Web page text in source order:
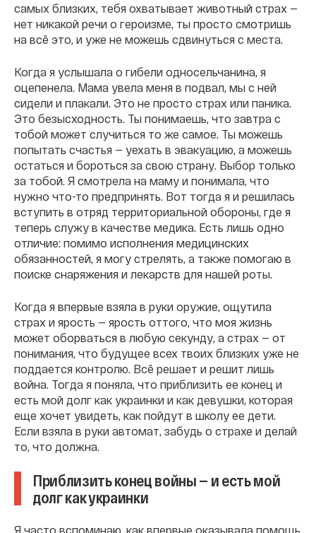
самых близких, тебя охватывает животный страх —
нет никакой речи о героизме, ты просто смотришь
на всё это, и уже не можешь сдвинуться с места.
Когда я услышала о гибели односельчанина, я
оцепенела. Мама увела меня в подвал, мы с ней
сидели и плакали. Это не просто страх или паника.
Это безысходность. Ты понимаешь, что завтра с
тобой может случиться то же самое. Ты можешь
попытать счастья — уехать в эвакуацию, а можешь
остаться и бороться за свою страну. Выбор только
за тобой. Я смотрела на маму и понимала, что
нужно что-то предпринять. Вот тогда я и решилась
вступить в отряд территориальной обороны, где я
теперь служу в качестве медика. Есть лишь одно
отличие: помимо исполнения медицинских
обязанностей, я могу стрелять, а также помогаю в
поиске снаряжения и лекарств для нашей роты.
Когда я впервые взяла в руки оружие, ощутила
страх и ярость — ярость оттого, что моя жизнь
может оборваться в любую секунду, а страх — от
понимания, что будущее всех твоих близких уже не
поддается контролю. Всё решает и решит лишь
война. Тогда я поняла, что приблизить ее конец и
есть мой долг как украинки и как девушки, которая
еще хочет увидеть, как пойдут в школу ее дети.
Если взяла в руки автомат, забудь о страхе и делай
то, что должна.
Приблизить конец войны — и есть мой
долг как украинки
Я часто вспоминаю, как впервые оказывала помощь